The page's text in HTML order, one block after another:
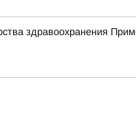
здравоохранения